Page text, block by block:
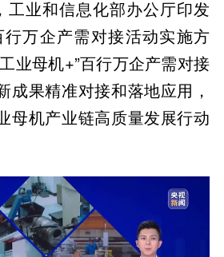
工业和信息化部办公厅印发
行万企产需对接活动实施方
业母机+”百行万企产需对接
成果精准对接和落地应用，
母机产业链高质量发展行动